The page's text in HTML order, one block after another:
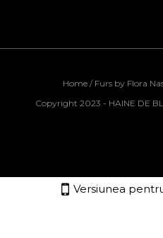
Home / Furs by Flora
Copyright 2023 - HAINE DE
Versiunea